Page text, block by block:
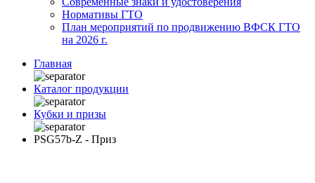
Нормативы ГТО
План мероприятий по продвижению ВФСК ГТО
на 2026 г.
Главная
Каталог продукции
Кубки и призы
PSG57b-Z - Приз